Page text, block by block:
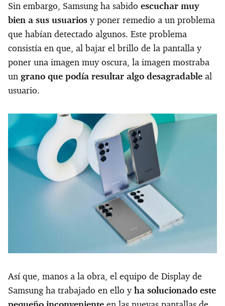
Sin embargo, Samsung ha sabido escuchar muy
bien a sus usuarios y poner remedio a un problema
que habían detectado algunos. Este problema
consistía en que, al bajar el brillo de la pantalla y
poner una imagen muy oscura, la imagen mostraba
un grano que podía resultar algo desagradable al
usuario.
Así que, manos a la obra, el equipo de Display de
Samsung ha trabajado en ello yha solucionado este